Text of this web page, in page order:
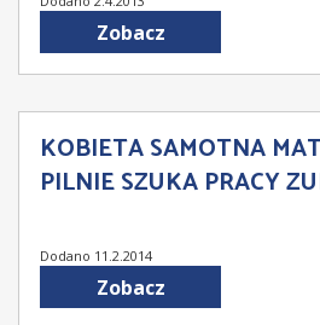
Zobacz
KOBIETA SAMOTNA
PILNIE SZUKA PRACY
Dodano 11.2.2014
Zobacz